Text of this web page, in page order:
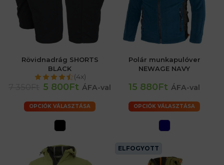
Rövidnadrág SHORTS
BLACK
(4x)
5 800Ft ÁFA-val
OPCIÓK VÁLASZTÁSA
Polár munkapulóver
NEWAGE NAVY
15 880Ft ÁFA-val
OPCIÓK VÁLASZTÁSA
ELFOGYOTT